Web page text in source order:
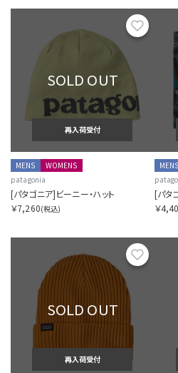
お気に
SOLD OUT
再入荷受付
MENS
WOMENS
patagonia
[パタゴニア]ビーニー・ハット
￥7,260(税込)
MENS
[パタ
￥
お気に
SOLD OUT
再入荷受付